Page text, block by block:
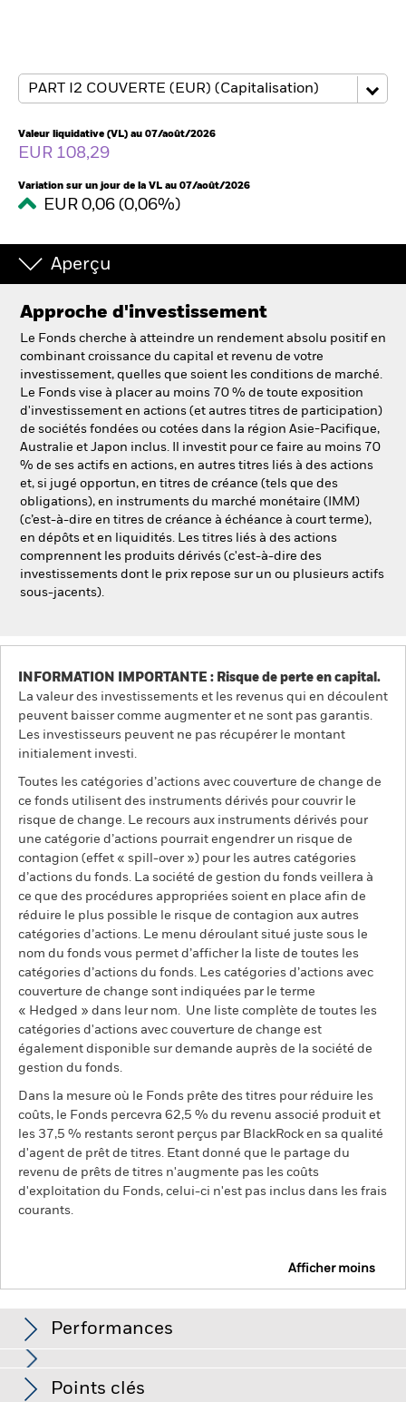
Valeur liquidative (VL) au 07/août/2026
EUR 108,29
Variation sur un jour de la VL au 07/août/2026
EUR 0,06 (0,06%)
Aperçu
Approche d'investissement
Le Fonds cherche à atteindre un rendement absolu positif en
combinant croissance du capital et revenu de votre
investissement, quelles que soient les conditions de marché.
Le Fonds vise à placer au moins 70 % de toute exposition
d'investissement en actions (et autres titres de participation)
de sociétés fondées ou cotées dans la région Asie-Pacifique,
Australie et Japon inclus. Il investit pour ce faire au moins 70
% de ses actifs en actions, en autres titres liés à des actions
et, si jugé opportun, en titres de créance (tels que des
obligations), en instruments du marché monétaire (IMM)
(c’est-à-dire en titres de créance à échéance à court terme),
en dépôts et en liquidités. Les titres liés à des actions
comprennent les produits dérivés (c'est-à-dire des
investissements dont le prix repose sur un ou plusieurs actifs
sous-jacents).
INFORMATION IMPORTANTE : Risque de perte en capital.
La valeur des investissements et les revenus qui en découlent
peuvent baisser comme augmenter et ne sont pas garantis.
Les investisseurs peuvent ne pas récupérer le montant
initialement investi.
Toutes les catégories d’actions avec couverture de change de
ce fonds utilisent des instruments dérivés pour couvrir le
risque de change. Le recours aux instruments dérivés pour
une catégorie d’actions pourrait engendrer un risque de
contagion (effet « spill-over ») pour les autres catégories
d’actions du fonds. La société de gestion du fonds veillera à
ce que des procédures appropriées soient en place afin de
réduire le plus possible le risque de contagion aux autres
catégories d’actions. Le menu déroulant situé juste sous le
nom du fonds vous permet d’afficher la liste de toutes les
catégories d’actions du fonds. Les catégories d’actions avec
couverture de change sont indiquées par le terme
« Hedged » dans leur nom. Une liste complète de toutes les
catégories d'actions avec couverture de change est
également disponible sur demande auprès de la société de
gestion du fonds.
Dans la mesure où le Fonds prête des titres pour réduire les
coûts, le Fonds percevra 62,5 % du revenu associé produit et
les 37,5 % restants seront perçus par BlackRock en sa qualité
d'agent de prêt de titres. Etant donné que le partage du
revenu de prêts de titres n'augmente pas les coûts
d'exploitation du Fonds, celui-ci n'est pas inclus dans les frais
courants.
Afficher moins
Absolute Return Fund
Performances
Habituellement, les actions des petites sociétés affichent des
Points clés